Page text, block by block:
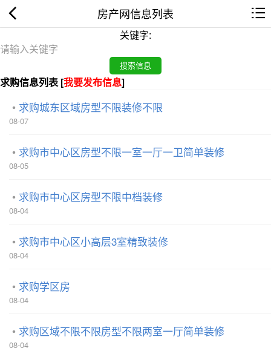
房产网信息列表
关键字:
求购信息列表 [我要发布信息]
求购城东区域房型不限装修不限
08-07
求购市中心区房型不限一室一厅一卫简单装修
08-05
求购市中心区房型不限中档装修
08-04
求购市中心区小高层3室精致装修
08-04
求购学区房
08-04
求购区域不限不限房型不限两室一厅简单装修
08-04